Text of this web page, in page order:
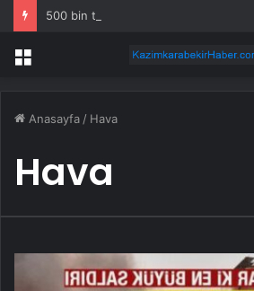
Menü
Anasayfa / Hava
Hava